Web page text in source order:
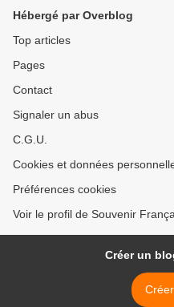
Hébergé par Overblog
Top articles
Pages
Contact
Signaler un abus
C.G.U.
Cookies et données
Préférences cookies
Voir le profil de Souvenir
Créer un